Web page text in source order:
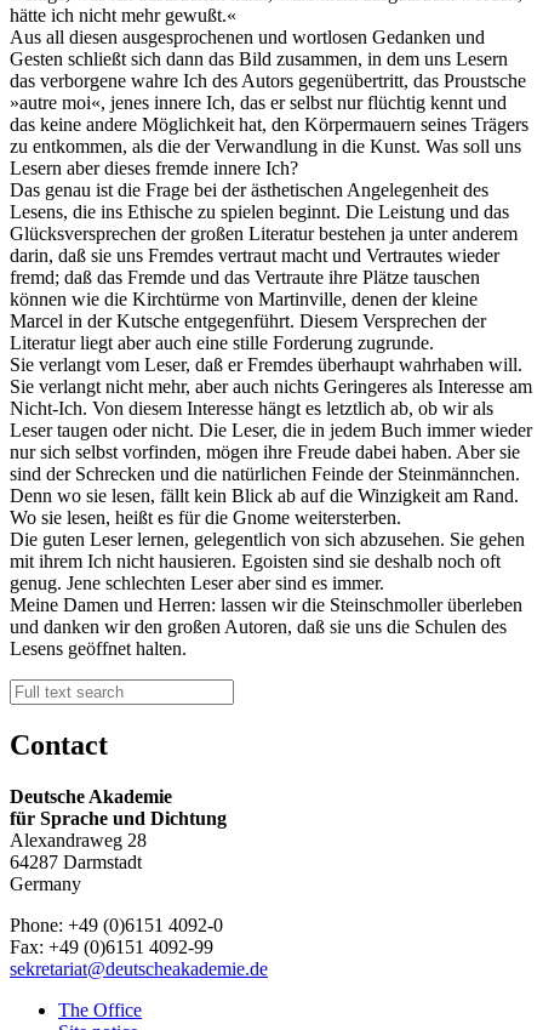
hätte ich nicht mehr gewußt.«
Aus all diesen ausgesprochenen und wortlosen Gedanken und
Gesten schließt sich dann das Bild zusammen, in dem uns Lesern
das verborgene wahre Ich des Autors gegenübertritt, das Proustsche
»autre moi«, jenes innere Ich, das er selbst nur flüchtig kennt und
das keine andere Möglichkeit hat, den Körpermauern seines Trägers
zu entkommen, als die der Verwandlung in die Kunst. Was soll uns
Lesern aber dieses fremde innere Ich?
Das genau ist die Frage bei der ästhetischen Angelegenheit des
Lesens, die ins Ethische zu spielen beginnt. Die Leistung und das
Glücksversprechen der großen Literatur bestehen ja unter anderem
darin, daß sie uns Fremdes vertraut macht und Vertrautes wieder
fremd; daß das Fremde und das Vertraute ihre Plätze tauschen
können wie die Kirchtürme von Martinville, denen der kleine
Marcel in der Kutsche entgegenführt. Diesem Versprechen der
Literatur liegt aber auch eine stille Forderung zugrunde.
Sie verlangt vom Leser, daß er Fremdes überhaupt wahrhaben will.
Sie verlangt nicht mehr, aber auch nichts Geringeres als Interesse am
Nicht-Ich. Von diesem Interesse hängt es letztlich ab, ob wir als
Leser taugen oder nicht. Die Leser, die in jedem Buch immer wieder
nur sich selbst vorfinden, mögen ihre Freude dabei haben. Aber sie
sind der Schrecken und die natürlichen Feinde der Steinmännchen.
Denn wo sie lesen, fällt kein Blick ab auf die Winzigkeit am Rand.
Wo sie lesen, heißt es für die Gnome weitersterben.
Die guten Leser lernen, gelegentlich von sich abzusehen. Sie gehen
mit ihrem Ich nicht hausieren. Egoisten sind sie deshalb noch oft
genug. Jene schlechten Leser aber sind es immer.
Meine Damen und Herren: lassen wir die Steinschmoller überleben
und danken wir den großen Autoren, daß sie uns die Schulen des
Lesens geöffnet halten.
Contact
Deutsche Akademie
für Sprache und Dichtung
Alexandraweg 28
64287 Darmstadt
Germany
Phone: +49 (0)6151 4092-0
Fax: +49 (0)6151 4092-99
sekretariat@deutscheakademie.de
The Office